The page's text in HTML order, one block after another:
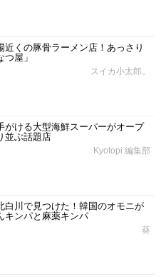
近くの豚骨ラーメン店！あっさり
つ屋」
スイカ小太郎。
がける大型海鮮スーパーがオープ
並ぶ話題店
Kyotopi 編集部
白川で見つけた！韓国のオモニが
キンパと麻薬キンパ
葵